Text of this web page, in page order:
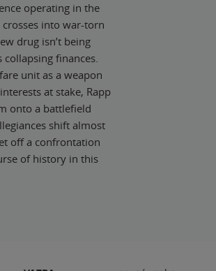
operating in the
crosses into war-torn
drug isn’t being
finances.
unit as a weapon
at stake, Rapp
onto a battlefield
shift almost
off a confrontation
of history in this